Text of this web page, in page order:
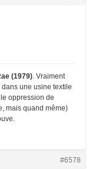
(1979) . Vraiment
une usine textile
oppression de
mais quand même)
#6578